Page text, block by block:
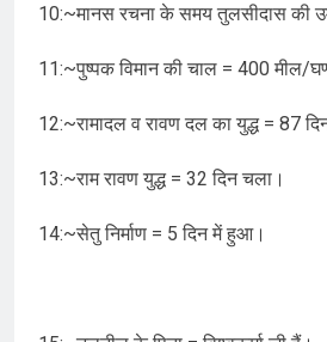
10:~मानस रचना के समय तुलसीदास की
11:~पुष्पक विमान की चाल = 400 मील/
12:~रामादल व रावण दल का युद्ध = 87
13:~राम रावण युद्ध = 32 दिन चला।
14:~सेतु निर्माण = 5 दिन में हुआ।